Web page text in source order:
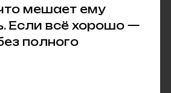
мешает ему
Если всё хорошо —
полного